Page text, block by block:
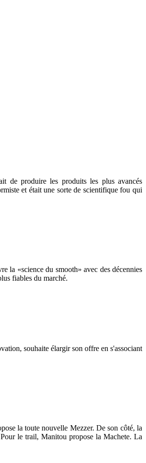
de produire les produits les plus avancés
et était une sorte de scientifique fou qui
la «science du smooth» avec des décennies
fiables du marché.
souhaite élargir son offre en s'associant
la toute nouvelle Mezzer. De son côté, la
le trail, Manitou propose la Machete. La